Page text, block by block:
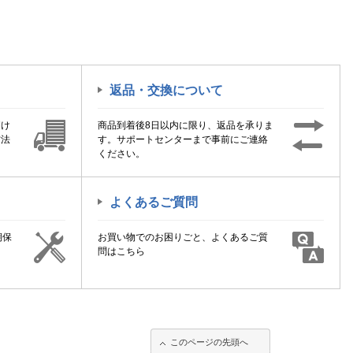
返品・交換について
商品到着後8日以内に限り、返品を承りま
す。サポートセンターまで事前にご連絡
ください。
保
よくあるご質問
お買い物でのお困りごと、よくあるご質
問はこちら
このページの先頭へ
このページの先頭へ